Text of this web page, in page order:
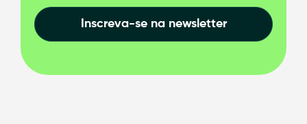
Inscreva-se na newsletter